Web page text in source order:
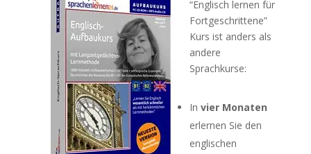
“Englisch lernen für
Fortgeschrittene”
Kurs ist anders als
andere
Sprachkurse:
In vier Monaten
erlernen Sie den
englischen